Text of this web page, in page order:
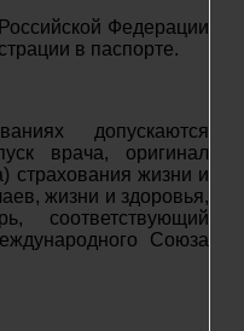
Федерации
в паспорте.
допускаются
врача, оригинал
страхования жизни и
жизни и здоровья,
соответствующий
Союза